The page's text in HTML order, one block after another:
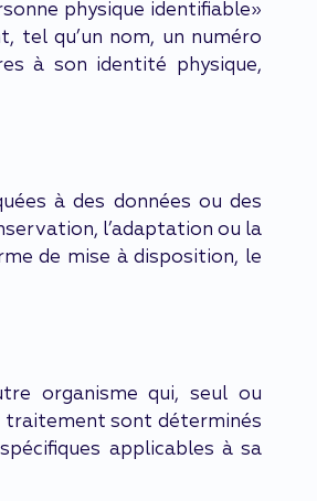
physique identifiable»
tel qu’un nom, un numéro
à son identité physique,
à des données ou des
l’adaptation ou la
de mise à disposition, le
organisme qui, seul ou
traitement sont déterminés
applicables à sa